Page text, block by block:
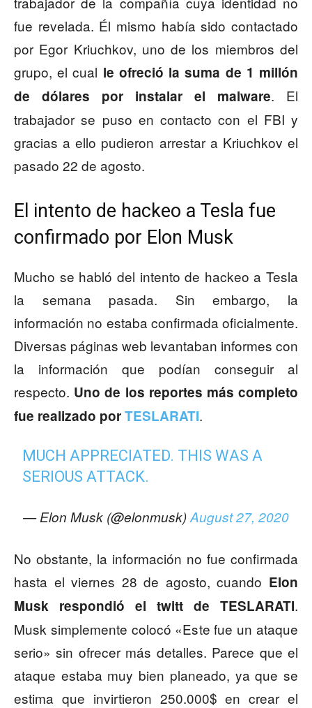
fue revelada. Él mismo había sido contactado
por Egor Kriuchkov, uno de los miembros del
grupo, el cual le ofreció la suma de 1 millón
de dólares por instalar el malware. El
trabajador se puso en contacto con el FBI y
gracias a ello pudieron arrestar a Kriuchkov el
pasado 22 de agosto.
El intento de hackeo a Tesla fue
confirmado por Elon Musk
Mucho se habló del intento de hackeo a Tesla
la semana pasada. Sin embargo, la
información no estaba confirmada oficialmente.
Diversas páginas web levantaban informes con
la información que podían conseguir al
respecto. Uno de los reportes más completo
fue realizado porTESLARATI.
MUCH APPRECIATED. THIS WAS A
SERIOUS ATTACK.
— Elon Musk (@elonmusk)August 27, 2020
No obstante, la información no fue confirmada
hasta el viernes 28 de agosto, cuando Elon
Musk respondió el twitt de TESLARATI.
Musk simplemente colocó «Este fue un ataque
serio» sin ofrecer más detalles. Parece que el
ataque estaba muy bien planeado, ya que se
estima que invirtieron 250.000$ en crear el